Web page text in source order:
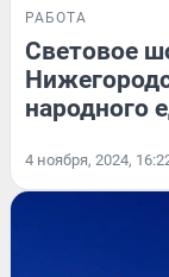
РАБОТА
Световое
народного
4 ноября, 2024,